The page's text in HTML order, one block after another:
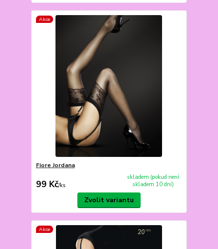
Akce
Fiore Jordana
99 Kč/ks
skladem (pokud není
skladem 10 dní)
Zvolit variantu
Akce